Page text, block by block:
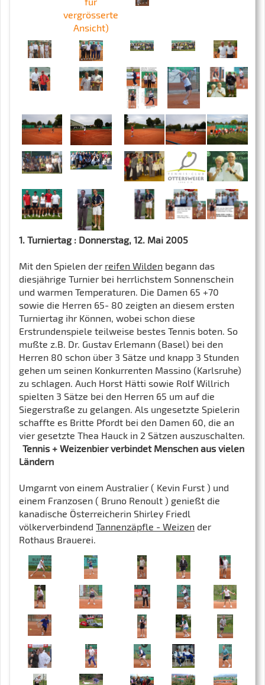
1. Turniertag : Donnerstag, 12. Mai 2005
Mit den Spielen der reifen Wilden begann das
diesjährige Turnier bei herrlichstem Sonnenschein
und warmen Temperaturen. Die Damen 65 +70
sowie die Herren 65- 80 zeigten an diesem ersten
Turniertag ihr Können, wobei schon diese
Erstrundenspiele teilweise bestes Tennis boten. So
mußte z.B. Dr. Gustav Erlemann (Basel) bei den
Herren 80 schon über 3 Sätze und knapp 3 Stunden
gehen um seinen Konkurrenten Massino (Karlsruhe)
zu schlagen. Auch Horst Hätti sowie Rolf Willrich
spielten 3 Sätze bei den Herren 65 um auf die
Siegerstraße zu gelangen. Als ungesetzte Spielerin
schaffte es Britte Pfordt bei den Damen 60, die an
vier gesetzte Thea Hauck in 2 Sätzen auszuschalten.
Tennis + Weizenbier verbindet Menschen aus vielen
Ländern
Umgarnt von einem Australier ( Kevin Furst ) und
einem Franzosen ( Bruno Renoult ) genießt die
kanadische Österreicherin Shirley Friedl
völkerverbindend Tannenzäpfle - Weizen der
Rothaus Brauerei.